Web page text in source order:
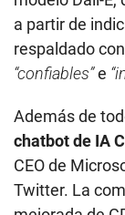
a partir de
respaldado
“confiables”e
Además de
chatbot de IA
CEO de
Twitter. La